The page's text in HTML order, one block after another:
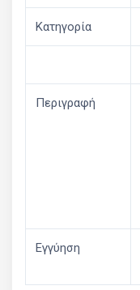
Κατηγορία
Περιγραφή
Εγγύηση